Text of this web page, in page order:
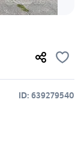
ID: 639279540